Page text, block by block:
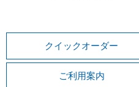
クイックオーダー
ご利用案内